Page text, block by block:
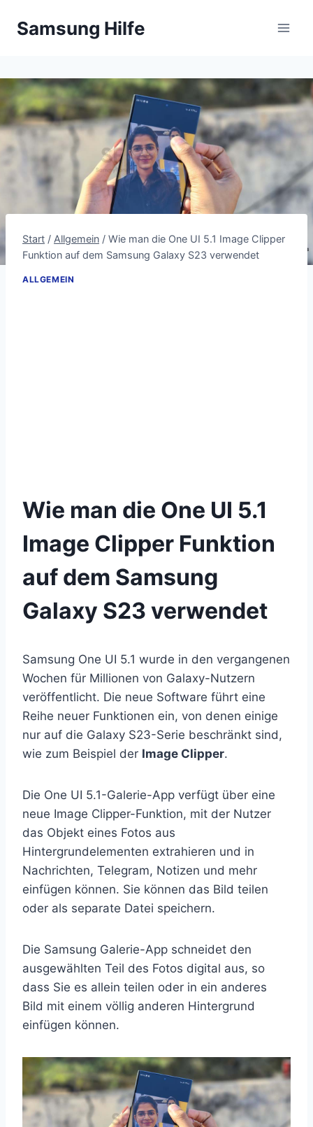
InhaltSamsung Hilfe
Start / Allgemein / Wie man die One UI 5.1 Image Clipper
Funktion auf dem Samsung Galaxy S23 verwendet
ALLGEMEIN
Wie man die One UI 5.1
Image Clipper Funktion
auf dem Samsung
Galaxy S23 verwendet
Samsung One UI 5.1 wurde in den vergangenen
Wochen für Millionen von Galaxy-Nutzern
veröffentlicht. Die neue Software führt eine
Reihe neuer Funktionen ein, von denen einige
nur auf die Galaxy S23-Serie beschränkt sind,
wie zum Beispiel der Image Clipper.
Die One UI 5.1-Galerie-App verfügt über eine
neue Image Clipper-Funktion, mit der Nutzer
das Objekt eines Fotos aus
Hintergrundelementen extrahieren und in
Nachrichten, Telegram, Notizen und mehr
einfügen können. Sie können das Bild teilen
oder als separate Datei speichern.
Die Samsung Galerie-App schneidet den
ausgewählten Teil des Fotos digital aus, so
dass Sie es allein teilen oder in ein anderes
Bild mit einem völlig anderen Hintergrund
einfügen können.